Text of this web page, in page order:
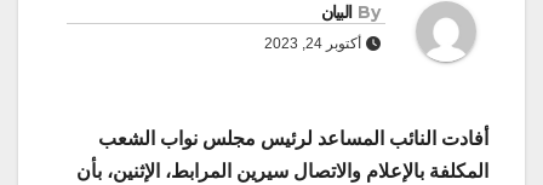
By البيان
أكتوبر 24, 2023
أفادت النائب المساعد لرئيس مجلس نواب الشعب
المكلفة بالإعلام والاتصال سيرين المرابط، الإثنين، بأن